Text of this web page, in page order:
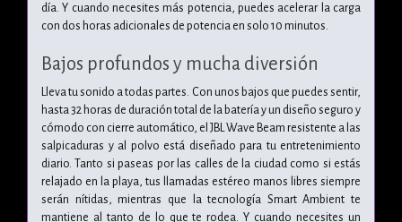
día. Y cuando necesites más potencia, puedes acelerar la carga
con dos horas adicionales de potencia en solo 10 minutos.
Bajos profundos y mucha diversión
Lleva tu sonido a todas partes. Con unos bajos que puedes sentir,
hasta 32 horas de duración total de la batería y un diseño seguro y
cómodo con cierre automático, el JBL Wave Beam resistente a las
salpicaduras y al polvo está diseñado para tu entretenimiento
diario. Tanto si paseas por las calles de la ciudad como si estás
relajado en la playa, tus llamadas estéreo manos libres siempre
serán nítidas, mientras que la tecnología Smart Ambient te
mantiene al tanto de lo que te rodea. Y cuando necesites un